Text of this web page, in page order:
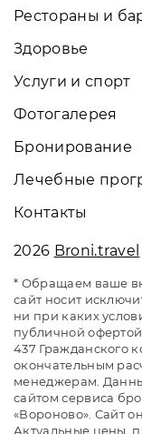
Рестораны и
Здоровье
Услуги и спорт
Фотогалерея
Бронирование
Лечебные
Контакты
2026 Broni.travel
* Обращаем ваше
сайт носит
ни при каких
публичной
437 Гражданского
окончательным
менеджерам.
сайтом сервиса
«Вороново». Сайт
Актуальные цены,